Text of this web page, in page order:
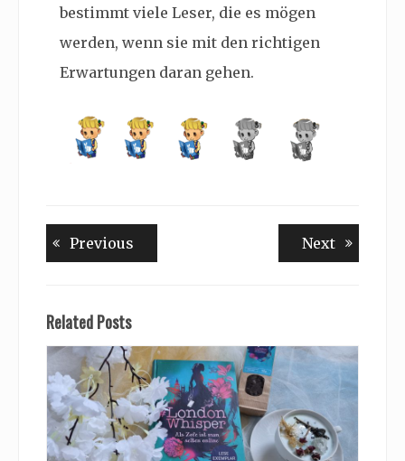
bestimmt viele Leser, die es mögen
werden, wenn sie mit den richtigen
Erwartungen daran gehen.
Beitragsnavigation
Previous NextNext
Related Posts